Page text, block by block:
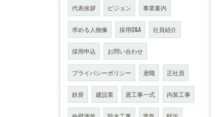
代表挨拶 ビジョン 事業案内
求める人物像 採用Q&A 社員紹介
採用申込 お問い合わせ
プライバシーポリシー 鳶職 正社員
鉄骨 建設業 鳶工事一式 内装工事